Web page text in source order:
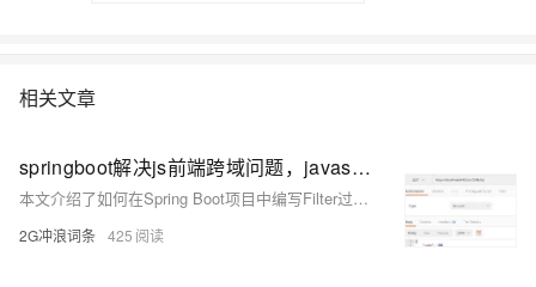
相关文章
springboot解决js前端跨域问题，javascript跨域问题解决
本文介绍了如何在Spring Boot项目中编写Filter过滤器以处理跨域问题，并通过一个示例展示了使用JavaScript进行跨域请求的方法。首先，在Spring Boot应用中添加一个实现了`Filter`接口的类，设置响应头允许所有来源的跨域请求。接着，通过一个简单的HTML页面和jQuery发送AJAX请求到指定URL，验证跨域请求是否成功。文中还提供了请求成功的响应数据样例及请求效果截图。
2G冲浪词条 425